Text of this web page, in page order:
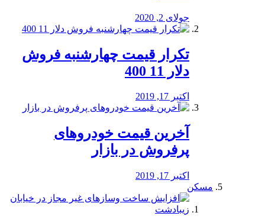
جولای 2, 2020
تکرار قیمت چهارشنبه فروش
دلار 11 400
اکتبر 17, 2019
آخرین قیمت خودرو‌های
پرفروش در بازار
اکتبر 17, 2019
مسکن